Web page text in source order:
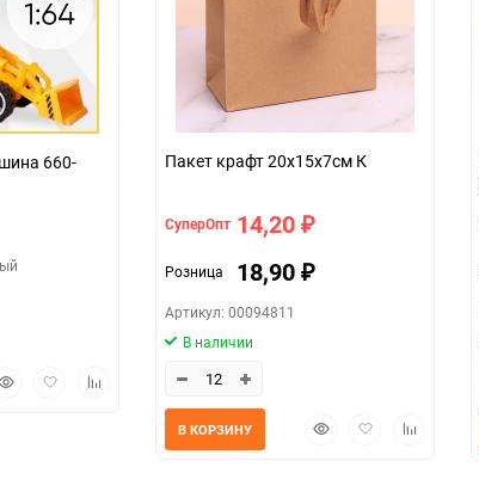
660-
ДобавитьДобавить
Пакет крафт 20х15х7см К
СуперОпт 14,20 ₽
Розница 18,90 ₽
Артикул: 00094811
В наличии
БыстрыйДобавитьДобавить
В КОРЗИНУ